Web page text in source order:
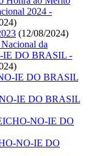
2024 -
(12/08/2024)
da
IE DO BRASIL -
IE DO BRASIL
NO-IE DO BRASIL
NO-IE DO
NO-IE DO